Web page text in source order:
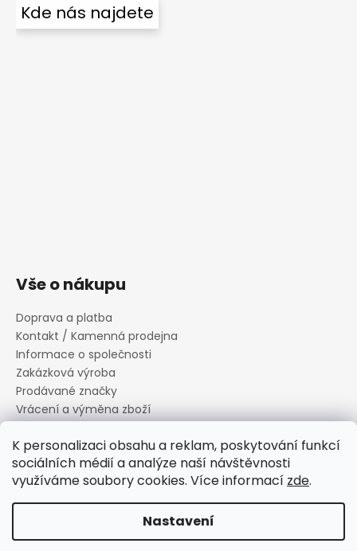
K personalizaci obsahu a reklam, poskytování funkcí
sociálních médií a analýze naší návštěvnosti
využíváme soubory cookies. Více informací zde.
Nastavení
Kde nás najdete
Vše o nákupu
Doprava a platba
Kontakt / Kamenná prodejna
Informace o společnosti
Zakázková výroba
Prodávané značky
Vrácení a výměna zboží
Informace o souborech cookies
Reklamační řád
Obchodní podmínky